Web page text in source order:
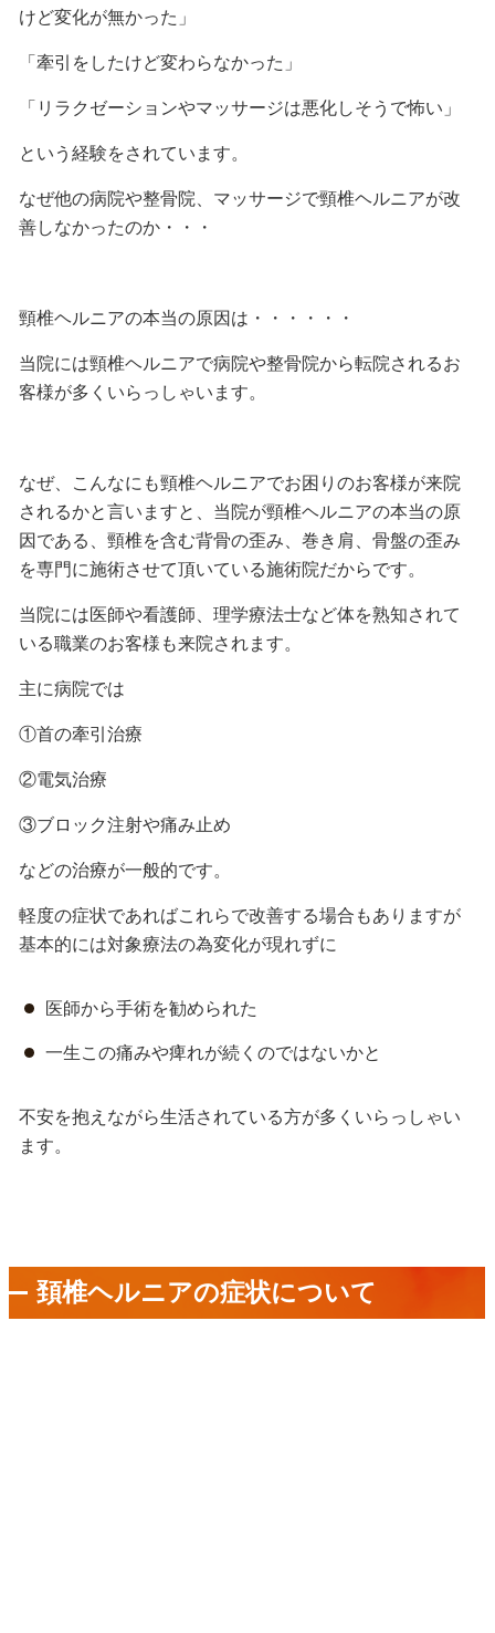
けど変化が無かった」
「牽引をしたけど変わらなかった」
「リラクゼーションやマッサージは悪化しそうで怖い」
という経験をされています。
なぜ他の病院や整骨院、マッサージで頸椎ヘルニアが改
善しなかったのか・・・
頸椎ヘルニアの本当の原因は・・・・・・
当院には頸椎ヘルニアで病院や整骨院から転院されるお
客様が多くいらっしゃいます。
なぜ、こんなにも頸椎ヘルニアでお困りのお客様が来院
されるかと言いますと、当院が頸椎ヘルニアの本当の原
因である、 頸椎を含む背骨の歪み、巻き肩、骨盤の歪み
を専門に施術させて頂いている施術院だからです。
当院には医師や看護師、理学療法士など体を熟知されて
いる職業のお客様も来院されます。
主に病院では
①首の牽引治療
②電気治療
③ブロック注射や痛み止め
などの治療が一般的です。
軽度の症状であればこれらで改善する場合もありますが
基本的には対象療法の為変化が現れずに
医師から手術を勧められた
一生この痛みや痺れが続くのではないかと
不安を抱えながら生活されている方が多くいらっしゃい
ます。
頚椎ヘルニアの症状について